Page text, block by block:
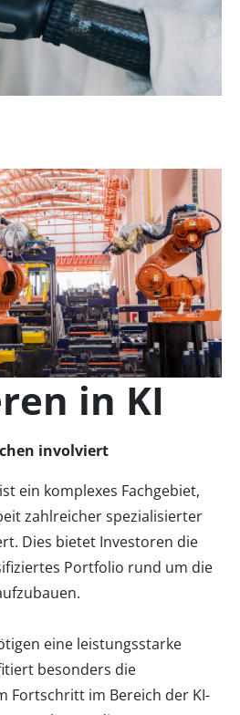
in KI
involviert
ein komplexes Fachgebiet,
zahlreicher spezialisierter
Dies bietet Investoren die
Portfolio rund um die
eine leistungsstarke
besonders die
Fortschritt im Bereich der KI-